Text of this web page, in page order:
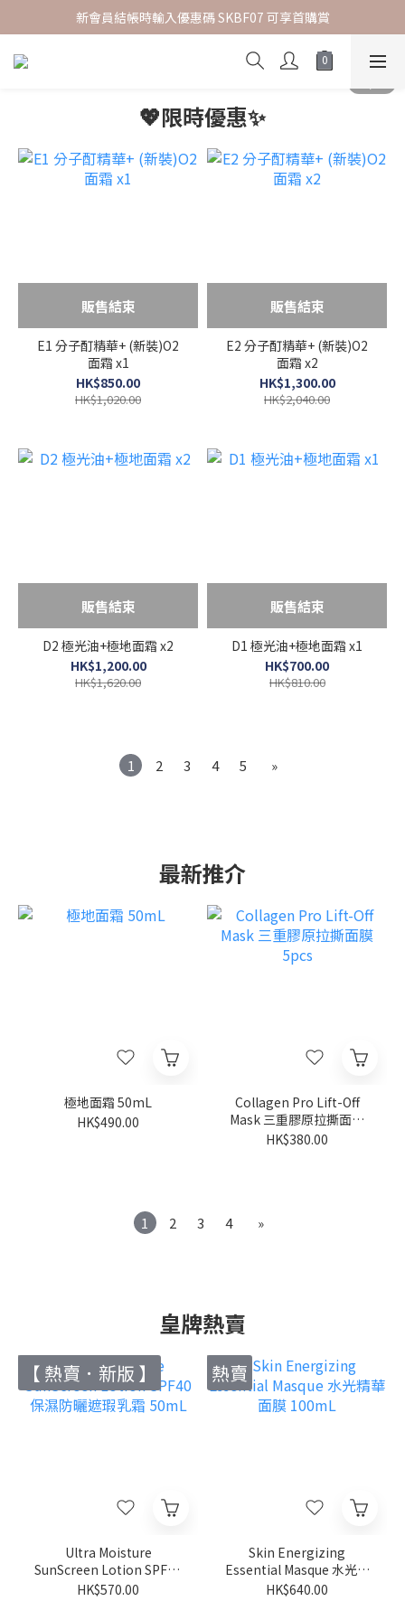
指定正價貨品 | 2件85折
新會員結帳時輸入優惠碼 SKBF07 可享首購賞
指定正價貨品 | 2件85折
💖限時優惠✨
販售結束
E1 分子酊精華+ (新裝)O2
面霜 x1
HK$850.00
HK$1,020.00
販售結束
E2 分子酊精華+ (新裝)O2
面霜 x2
HK$1,300.00
HK$2,040.00
販售結束
D2 極光油+極地面霜 x2
HK$1,200.00
HK$1,620.00
販售結束
D1 極光油+極地面霜 x1
HK$700.00
HK$810.00
1 2 3 4 5 »
最新推介
極地面霜 50mL
HK$490.00
Collagen Pro Lift-Off
Mask 三重膠原拉撕面膜
5pcs
HK$380.00
1 2 3 4 »
皇牌熱賣
【 熱賣．新版 】
Ultra Moisture
SunScreen Lotion SPF40
保濕防曬遮瑕乳霜 50mL
HK$570.00
熱賣
Skin Energizing
Essential Masque 水光精
華面膜 100mL
HK$640.00